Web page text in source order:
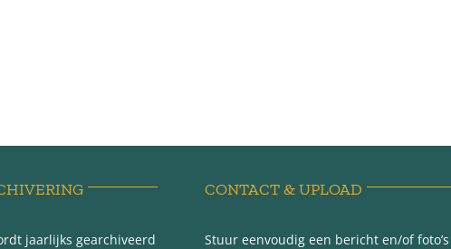
jaarlijks gearchiveerd
CONTACT & UPLOAD
Stuur eenvoudig een bericht en/of foto’s